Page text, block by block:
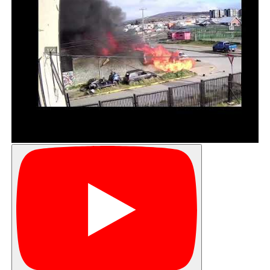
recomendaciones que la OCDE hizo en su
Evaluación del Desempeño Ambiental de Chile
de 2016.
La iniciativa es aplaudida por autoridades de
Magallanes
que con este proyecto de Ley aborda los delitos
ambientales de dos maneras: las personas
naturales (quien ejecuta la acción) y las personas
jurídicas (las empresas). “Hoy se presentó al
Congreso para su tramitación un proyecto que
sanciona los delitos ambientales. Es proyecto se
encuadra directamente en el foco que tiene el
gobierno del Presidente Piñera, preocupándose